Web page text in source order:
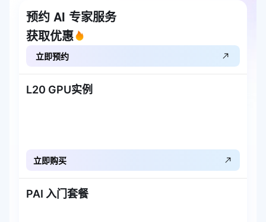
预约 AI 专家服务
获取优惠
立即预约
L20 GPU实例
立即购买
PAI 入门套餐